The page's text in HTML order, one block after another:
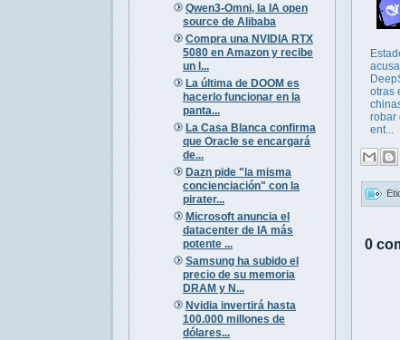
Qwen3-Omni, la IA open
source de Alibaba
Compra una NVIDIA RTX
5080 en Amazon y recibe
un l...
La última de DOOM es
hacerlo funcionar en la
panta...
La Casa Blanca confirma
que Oracle se encargará
de...
Dazn pide "la misma
concienciación" con la
pirater...
Microsoft anuncia el
datacenter de IA más
potente ...
Samsung ha subido el
precio de su memoria
DRAM y N...
Nvidia invertirá hasta
100.000 millones de
dólares...
otras
robar
ent...
0